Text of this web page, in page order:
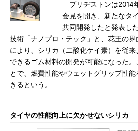
ブリヂストンは2014
会見を開き、新たなタ
共同開発したと発表し
技術「ナノプロ・テック」と、花王の
により、シリカ（二酸化ケイ素）を従
できるゴム材料の開発が可能になった。
とで、燃費性能やウェットグリップ性
きるという。
タイヤの性能向上に欠かせないシリカ